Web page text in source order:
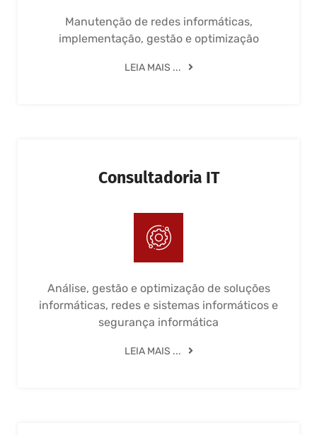
Manutenção de redes informáticas,
implementação, gestão e optimização
LEIA MAIS ...
Consultadoria IT
Análise, gestão e optimização de soluções
informáticas, redes e sistemas informáticos e
segurança informática
LEIA MAIS ...